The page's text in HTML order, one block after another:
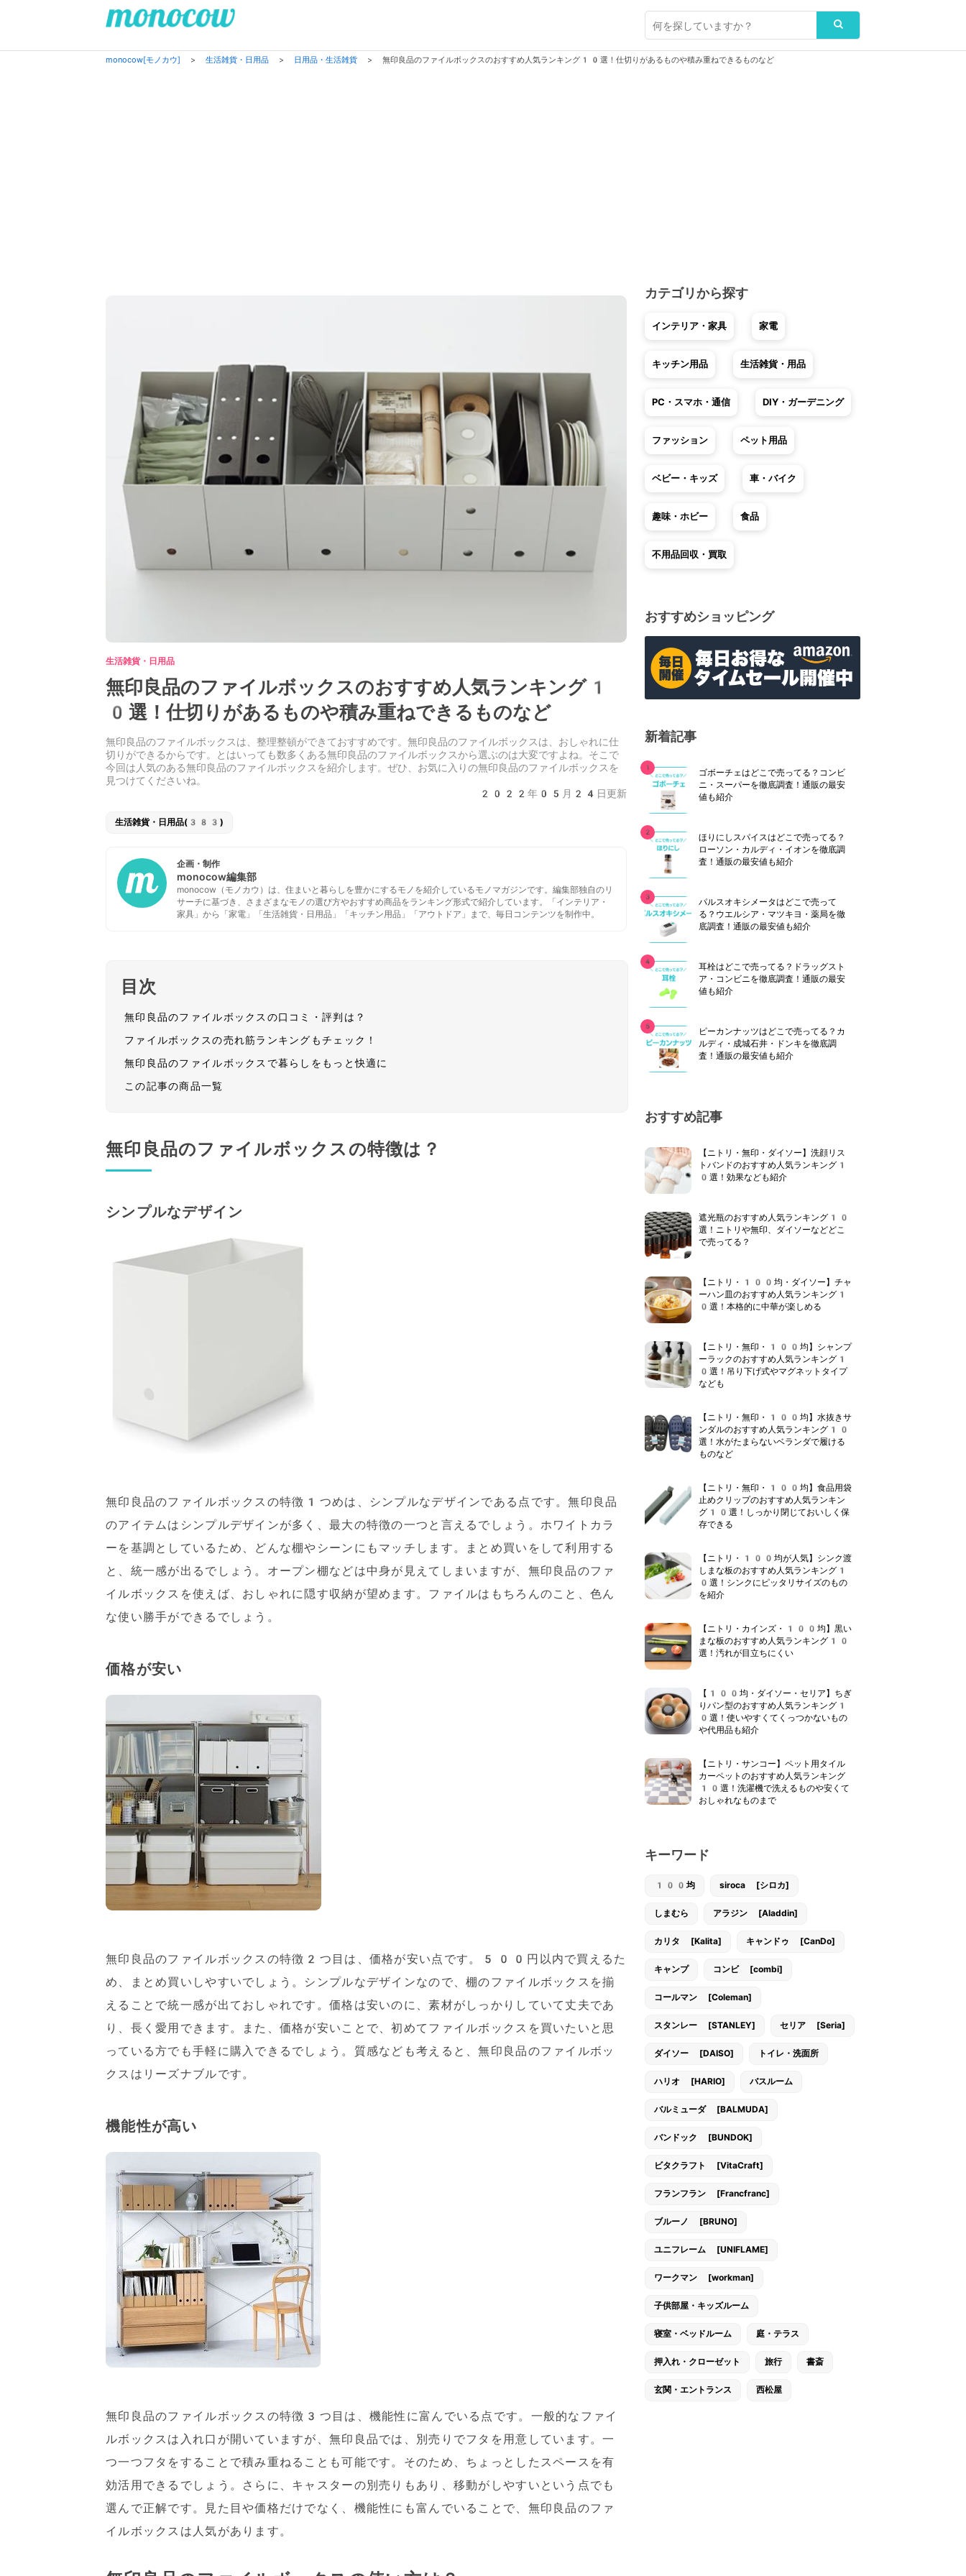
monocow[モノカウ] > 生活雑貨・日用品 > 日用品・生活雑貨 > 無印良品のファイルボックスのおすすめ人気ランキング10選！仕切りがあるものや積み重ねできるものなど
生活雑貨・日用品
無印良品のファイルボックスのおすすめ人気ランキング1
0選！仕切りがあるものや積み重ねできるものなど
無印良品のファイルボックスは、整理整頓ができておすすめです。無印良品のファイルボックスは、おしゃれに仕
切りができるからです。とはいっても数多くある無印良品のファイルボックスから選ぶのは大変ですよね。そこで
今回は人気のある無印良品のファイルボックスを紹介します。ぜひ、お気に入りの無印良品のファイルボックスを
見つけてくださいね。
2022年05月24日更新
生活雑貨・日用品(383)
企画・制作
monocow編集部
monocow（モノカウ）は、住まいと暮らしを豊かにするモノを紹介しているモノマガジンです。編集部独自のリ
サーチに基づき、さまざまなモノの選び方やおすすめ商品をランキング形式で紹介しています。「インテリア・
家具」から「家電」「生活雑貨・日用品」「キッチン用品」「アウトドア」まで、毎日コンテンツを制作中。
目次
無印良品のファイルボックスの口コミ・評判は？
ファイルボックスの売れ筋ランキングもチェック！
無印良品のファイルボックスで暮らしをもっと快適に
この記事の商品一覧
無印良品のファイルボックスの特徴は？
シンプルなデザイン
無印良品のファイルボックスの特徴1つめは、シンプルなデザインである点です。無印良品
のアイテムはシンプルデザインが多く、最大の特徴の一つと言えるでしょう。ホワイトカラ
ーを基調としているため、どんな棚やシーンにもマッチします。まとめ買いをして利用する
と、統一感が出るでしょう。オープン棚などは中身が見えてしまいますが、無印良品のファ
イルボックスを使えば、おしゃれに隠す収納が望めます。ファイルはもちろんのこと、色ん
な使い勝手ができるでしょう。
価格が安い
無印良品のファイルボックスの特徴2つ目は、価格が安い点です。500円以内で買えるた
め、まとめ買いしやすいでしょう。シンプルなデザインなので、棚のファイルボックスを揃
えることで統一感が出ておしゃれです。価格は安いのに、素材がしっかりしていて丈夫であ
り、長く愛用できます。また、価格が安いことで、初めてファイルボックスを買いたいと思
っている方でも手軽に購入できるでしょう。質感なども考えると、無印良品のファイルボッ
クスはリーズナブルです。
機能性が高い
無印良品のファイルボックスの特徴3つ目は、機能性に富んでいる点です。一般的なファイ
ルボックスは入れ口が開いていますが、無印良品では、別売りでフタを用意しています。一
つ一つフタをすることで積み重ねることも可能です。そのため、ちょっとしたスペースを有
効活用できるでしょう。さらに、キャスターの別売りもあり、移動がしやすいという点でも
選んで正解です。見た目や価格だけでなく、機能性にも富んでいることで、無印良品のファ
イルボックスは人気があります。
カテゴリから探す
インテリア・家具 家電
キッチン用品 生活雑貨・用品
PC・スマホ・通信 DIY・ガーデニング
ファッション ペット用品
ベビー・キッズ 車・バイク
趣味・ホビー 食品
不用品回収・買取
おすすめショッピング
新着記事
ゴボーチェはどこで売ってる？コンビ
ニ・スーパーを徹底調査！通販の最安
値も紹介
ほりにしスパイスはどこで売ってる？
ローソン・カルディ・イオンを徹底調
査！通販の最安値も紹介
パルスオキシメータはどこで売って
る？ウエルシア・マツキヨ・薬局を徹
底調査！通販の最安値も紹介
耳栓はどこで売ってる？ドラッグスト
ア・コンビニを徹底調査！通販の最安
値も紹介
ピーカンナッツはどこで売ってる？カ
ルディ・成城石井・ドンキを徹底調
査！通販の最安値も紹介
おすすめ記事
【ニトリ・無印・ダイソー】洗顔リス
トバンドのおすすめ人気ランキング1
0選！効果なども紹介
遮光瓶のおすすめ人気ランキング10
選！ニトリや無印、ダイソーなどどこ
で売ってる？
【ニトリ・100均・ダイソー】チャ
ーハン皿のおすすめ人気ランキング1
0選！本格的に中華が楽しめる
【ニトリ・無印・100均】シャンプ
ーラックのおすすめ人気ランキング1
0選！吊り下げ式やマグネットタイプ
なども
【ニトリ・無印・100均】水抜きサ
ンダルのおすすめ人気ランキング10
選！水がたまらないベランダで履ける
ものなど
【ニトリ・無印・100均】食品用袋
止めクリップのおすすめ人気ランキン
グ10選！しっかり閉じておいしく保
存できる
【ニトリ・100均が人気】シンク渡
しまな板のおすすめ人気ランキング1
0選！シンクにピッタリサイズのもの
を紹介
【ニトリ・カインズ・100均】黒い
まな板のおすすめ人気ランキング10
選！汚れが目立ちにくい
【100均・ダイソー・セリア】ちぎ
りパン型のおすすめ人気ランキング1
0選！使いやすくてくっつかないもの
や代用品も紹介
【ニトリ・サンコー】ペット用タイル
カーペットのおすすめ人気ランキング
10選！洗濯機で洗えるものや安くて
おしゃれなものまで
キーワード
100均 siroca [シロカ]
しまむら アラジン [Aladdin]
カリタ [Kalita] キャンドゥ [CanDo]
キャンプ コンビ [combi]
コールマン [Coleman]
スタンレー [STANLEY] セリア [Seria]
ダイソー [DAISO] トイレ・洗面所
ハリオ [HARIO] バスルーム
バルミューダ [BALMUDA]
バンドック [BUNDOK]
ビタクラフト [VitaCraft]
フランフラン [Francfranc]
ブルーノ [BRUNO]
ユニフレーム [UNIFLAME]
ワークマン [workman]
子供部屋・キッズルーム
寝室・ベッドルーム 庭・テラス
押入れ・クローゼット 旅行 書斎
玄関・エントランス 西松屋